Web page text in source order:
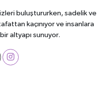
buluştururken, sadelik ve
kaçınıyor ve insanlara
altyapı sunuyor.